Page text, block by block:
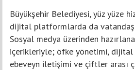
Büyükşehir Belediyesi, yüz yüze
dijital platformlarda da
Sosyal medya üzerinden
içerikleriyle; öfke yönetimi, dijital
ebeveyn iletişimi ve çiftler arası